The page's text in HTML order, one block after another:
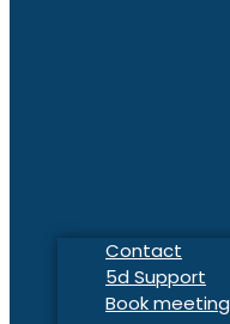
Contact
5d Support
Book meeting